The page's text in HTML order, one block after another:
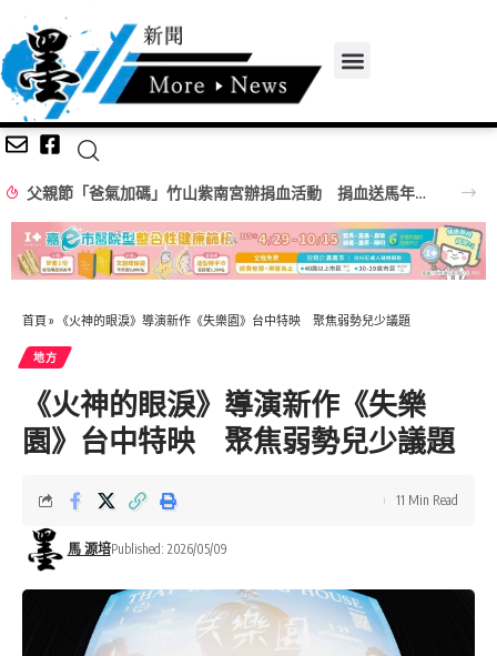
父親節「爸氣加碼」竹山紫南宮辦捐血活動 捐血送馬年項鍊、馬年套幣
首頁 » 《火神的眼淚》導演新作《失樂園》台中特映 聚焦弱勢兒少議題
地方
《火神的眼淚》導演新作《失樂
園》台中特映 聚焦弱勢兒少議題
馬 源培Published: 2026/05/09
11 Min Read